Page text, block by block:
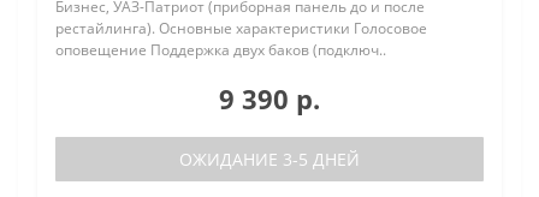
Бизнес, УАЗ-Патриот (приборная панель до и после
рестайлинга). Основные характеристики Голосовое
оповещение Поддержка двух баков (подключ..
9 390 р.
ОЖИДАНИЕ 3-5 ДНЕЙ